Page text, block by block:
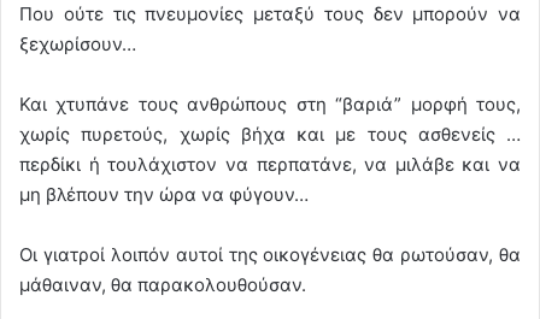
Που ούτε τις πνευμονίες μεταξύ τους δεν μπορούν να
ξεχωρίσουν…
Και χτυπάνε τους ανθρώπους στη “βαριά” μορφή τους,
χωρίς πυρετούς, χωρίς βήχα και με τους ασθενείς …
περδίκι ή τουλάχιστον να περπατάνε, να μιλάβε και να
μη βλέπουν την ώρα να φύγουν…
Οι γιατροί λοιπόν αυτοί της οικογένειας θα ρωτούσαν, θα
μάθαιναν, θα παρακολουθούσαν.